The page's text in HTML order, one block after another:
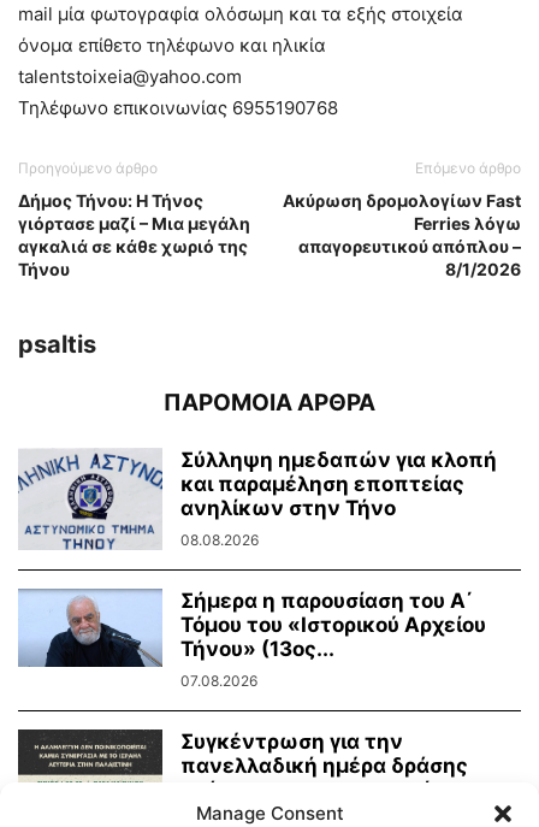
mail μία φωτογραφία ολόσωμη και τα εξής στοιχεία
όνομα επίθετο τηλέφωνο και ηλικία
talentstoixeia@yahoo.com
Τηλέφωνο επικοινωνίας 6955190768
Προηγούμενο άρθρο
Δήμος Τήνου: Η Τήνος
γιόρτασε μαζί – Μια μεγάλη
αγκαλιά σε κάθε χωριό της
Τήνου
Επόμενο άρθρο
Ακύρωση δρομολογίων Fast
Ferries λόγω
απαγορευτικού απόπλου –
8/1/2026
psaltis
ΠΑΡΟΜΟΙΑ ΑΡΘΡΑ
Σύλληψη ημεδαπών για κλοπή
και παραμέληση εποπτείας
ανηλίκων στην Τήνο
08.08.2026
Σήμερα η παρουσίαση του Α΄
Τόμου του «Ιστορικού Αρχείου
Τήνου» (13ος...
07.08.2026
Συγκέντρωση για την
πανελλαδική ημέρα δράσης
ενάντια στην γενοκτονία στην
Παλαιστίνη
Manage Consent